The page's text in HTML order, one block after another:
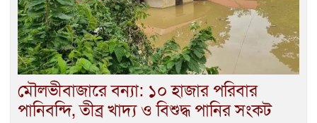
মৌলভীবাজারে বন্যা: ১০ হাজার পরিবার
পানিবন্দি, তীব্র খাদ্য ও বিশুদ্ধ পানির সংকট